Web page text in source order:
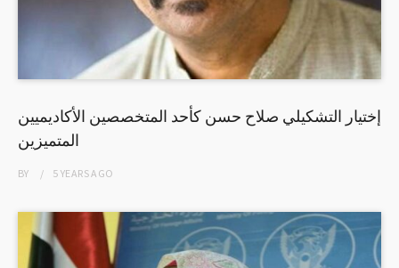
إختيار التشكيلي صلاح حسن كأحد المتخصصين الأكاديميين
المتميزين
BY 5 YEARSAGO